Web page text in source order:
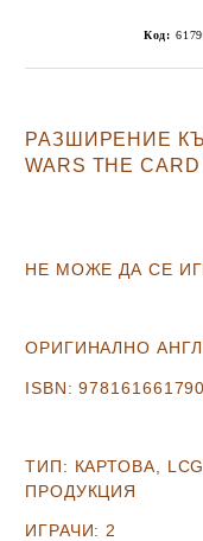
Код:
РАЗШИРЕНИЕ
WARS THE CARD
НЕ МОЖЕ ДА СЕ
ОРИГИНАЛНО
ISBN:
ТИП: КАРТОВА,
ПРОДУКЦИЯ
ИГРАЧИ: 2